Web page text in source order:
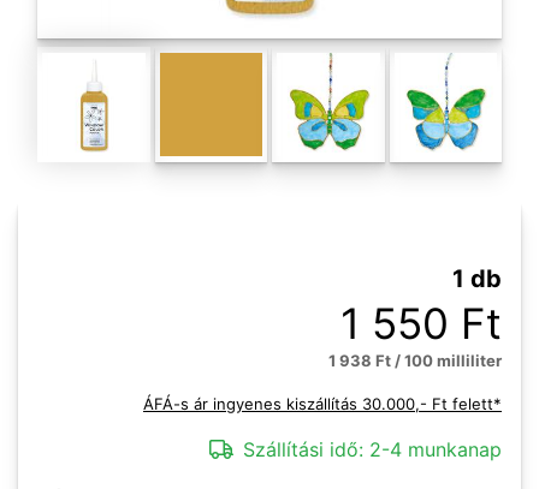
1 db
1 550 Ft
1 938 Ft / 100 milliliter
ÁFÁ-s ár ingyenes kiszállítás 30.000,- Ft felett*
Szállítási idő: 2-4 munkanap